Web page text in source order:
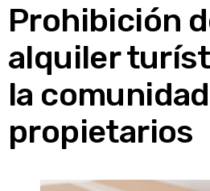
Prohibición
alquiler
la
propietarios